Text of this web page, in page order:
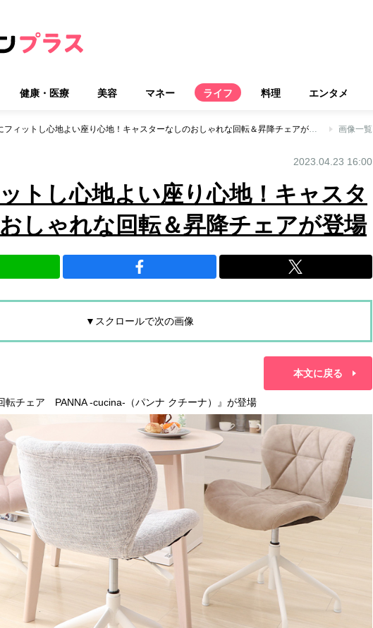
健康・医療 美容 マネー ライフ 料理 エンタメ
腰にフィットし心地よい座り心地！キャスターなしのおしゃれな回転＆昇降チェアが登場 画像一覧
2023.04.23 16:00
トし心地よい座り心地！キャスタ
しゃれな回転＆昇降チェアが登場
▼スクロールで次の画像
本文に戻る
転チェア PANNA -cucina-（パンナ クチーナ）』が登場